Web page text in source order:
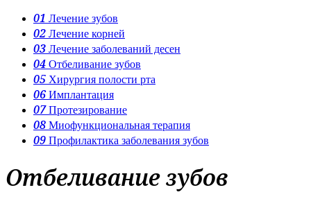
01 Лечение зубов
02 Лечение корней
03 Лечение заболеваний десен
04 Отбеливание зубов
05 Хирургия полости рта
06Имплантация
07Протезирование
08 Миофункциональная терапия
09 Профилактика заболевания зубов
Отбеливание зубов